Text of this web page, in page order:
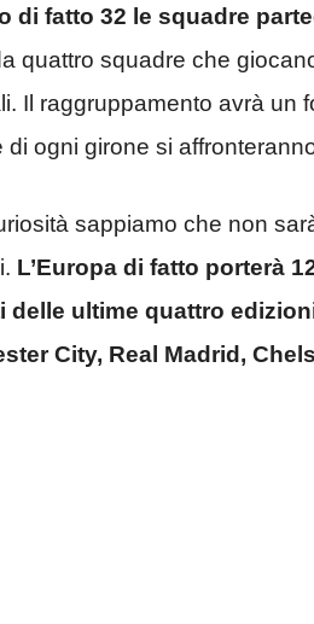
di fatto 32 le squadre
quattro squadre che
Il raggruppamento avrà un
di ogni girone si
sappiamo che non
L’Europa di fatto porterà
delle ultime quattro
City, Real Madrid,